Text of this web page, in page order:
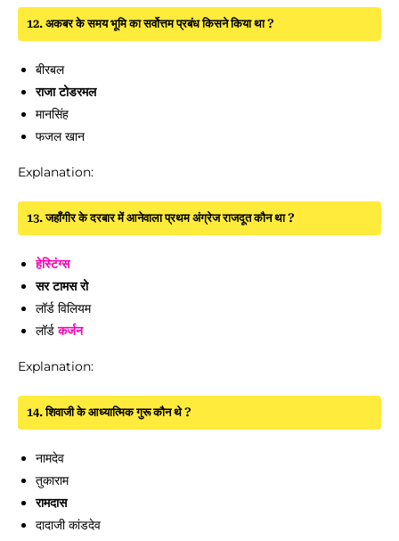
12. अकबर के समय भूमि का सर्वोत्तम प्रबंध किसने किया था ?
बीरबल
राजा टोडरमल
मानसिंह
फजल खान
Explanation:
13. जहाँगीर के दरबार में आनेवाला प्रथम अंग्रेज राजदूत कौन था ?
हेस्टिंग्स
सर टामस रो
लॉर्ड विलियम
लॉर्डकर्जन
Explanation:
14. शिवाजी के आध्यात्मिक गुरू कौन थे ?
नामदेव
तुकाराम
रामदास
दादाजी कांडदेव